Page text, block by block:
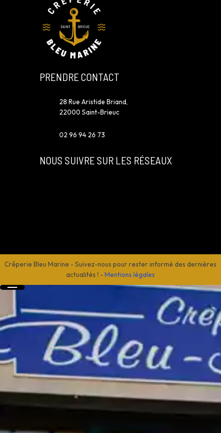
PRENDRE CONTACT
28 Rue Aristide Briand,
22000 Saint-Brieuc
02 96 94 26 73
NOUS SUIVRE SUR LES RÉSEAUX
Crêperie Bleu Marine - Suivez-nous pour rester informé des dernières
actualités ! - Mentions légales